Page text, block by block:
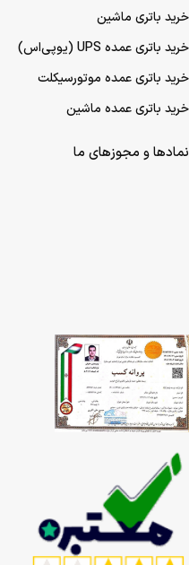
خرید باتری ماشین
خرید باتری عمده UPS (یو‌پی‌اس)
خرید باتری عمده موتورسیکلت
خرید باتری عمده ماشین
نمادها و مجوزهای ما